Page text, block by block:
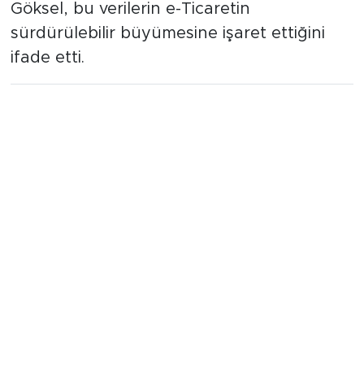
Göksel, bu verilerin e-Ticaretin
sürdürülebilir büyümesine işaret ettiğini
ifade etti.